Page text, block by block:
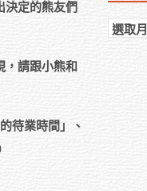
決定的熊友們
，請跟小熊和
待業時間」、
歷